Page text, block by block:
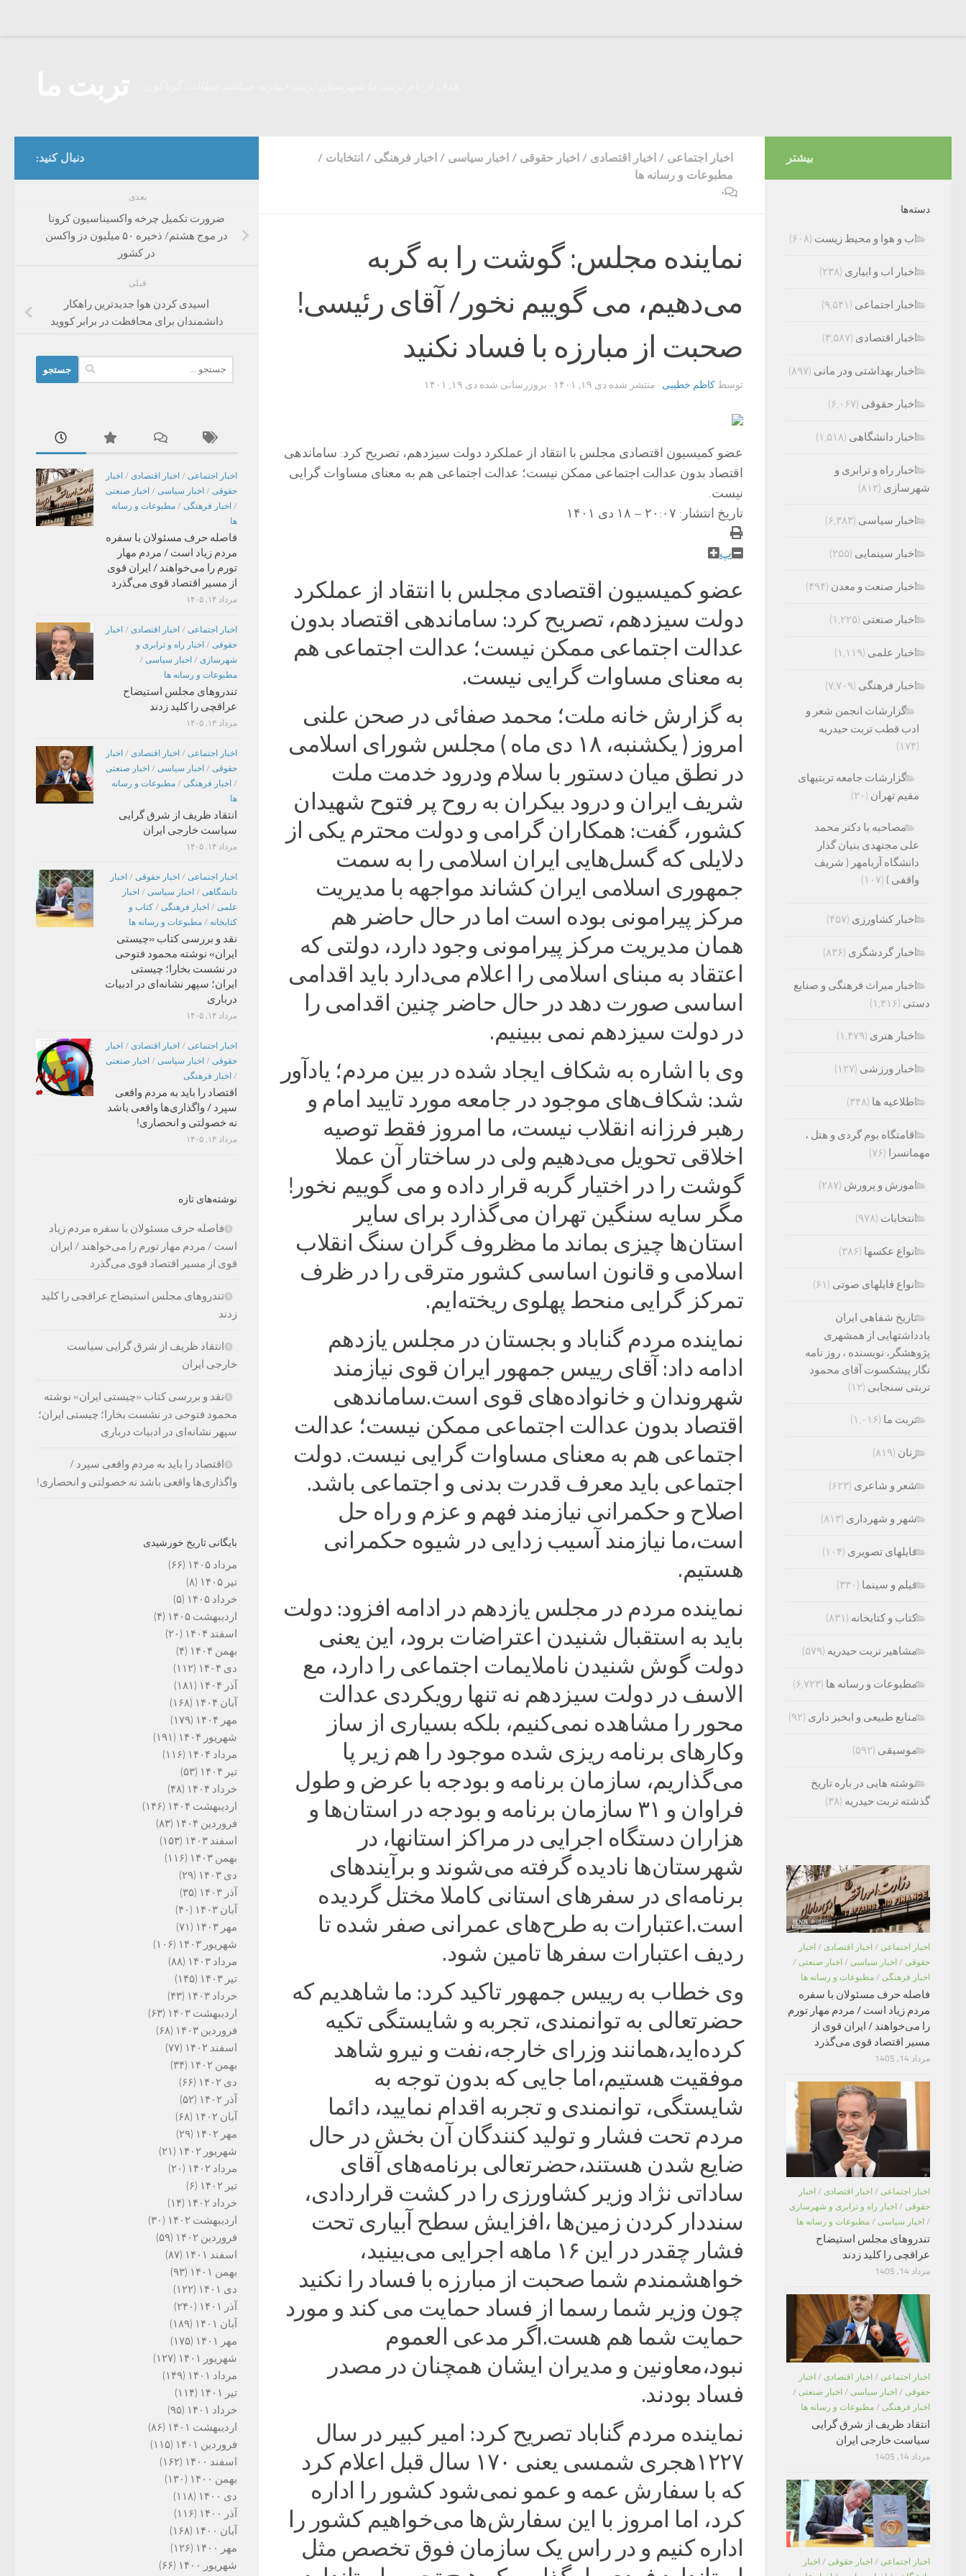
اخبار اجتماعی / اخبار اقتصادی / اخبار حقوقی / اخبار سیاسی / اخبار فرهنگی / انتخابات /
مطبوعات و رسانه ها
۰
نماینده مجلس: گوشت را به گربه
می‌دهیم، می گوییم نخور/ آقای رئیسی!
صحبت از مبارزه با فساد نکنید
توسط کاظم خطیبی · منتشر شده دی ۱۹, ۱۴۰۱ · بروزرسانی شده دی ۱۹, ۱۴۰۱
عضو کمیسیون اقتصادی مجلس با انتقاد از عملکرد دولت سیزدهم، تصریح کرد: ساماندهی
اقتصاد بدون عدالت اجتماعی ممکن نیست؛ عدالت اجتماعی هم به معنای مساوات گرایی
نیست.
تاریخ انتشار: ۲۰:۰۷ – ۱۸ دی ۱۴۰۱
پ
عضو کمیسیون اقتصادی مجلس با انتقاد از عملکرد
دولت سیزدهم، تصریح کرد: ساماندهی اقتصاد بدون
عدالت اجتماعی ممکن نیست؛ عدالت اجتماعی هم
به معنای مساوات گرایی نیست.
به گزارش خانه ملت؛ محمد صفائی در صحن علنی
امروز ( یکشنبه، ۱۸ دی ماه ) مجلس شورای اسلامی
در نطق میان دستور با سلام ودرود خدمت ملت
شریف ایران و درود بیکران به روح پر فتوح شهیدان
کشور، گفت: همکاران گرامی و دولت محترم یکی از
دلایلی که گسل‌هایی ایران اسلامی را به سمت
جمهوری اسلامی ایران کشاند مواجهه با مدیریت
مرکز پیرامونی بوده است اما در حال حاضر هم
همان مدیریت مرکز پیرامونی وجود دارد، دولتی که
اعتقاد به مبنای اسلامی را اعلام می‌دارد باید اقدامی
اساسی صورت دهد در حال حاضر چنین اقدامی را
در دولت سیزدهم نمی ببینیم.
وی با اشاره به شکاف ایجاد شده در بین مردم؛ یادآور
شد: شکاف‌های موجود در جامعه مورد تایید امام و
رهبر فرزانه انقلاب نیست، ما امروز فقط توصیه
اخلاقی تحویل می‌دهیم ولی در ساختار آن عملا
گوشت را در اختیار گربه قرار داده و می گوییم نخور!
مگر سایه سنگین تهران می‌گذارد برای سایر
استان‌ها چیزی بماند ما مظروف گران سنگ انقلاب
اسلامی و قانون اساسی کشور مترقی را در ظرف
تمرکز گرایی منحط پهلوی ریخته‌ایم.
نماینده مردم گناباد و بجستان در مجلس یازدهم
ادامه داد: آقای رییس جمهور ایران قوی نیازمند
شهروندان و خانواده‌های قوی است.ساماندهی
اقتصاد بدون عدالت اجتماعی ممکن نیست؛ عدالت
اجتماعی هم به معنای مساوات گرایی نیست. دولت
اجتماعی باید معرف قدرت بدنی و اجتماعی باشد.
اصلاح و حکمرانی نیازمند فهم و عزم و راه حل
است،ما نیازمند آسیب زدایی در شیوه حکمرانی
هستیم.
نماینده مردم در مجلس یازدهم در ادامه افزود: دولت
باید به استقبال شنیدن اعتراضات برود، این یعنی
دولت گوش شنیدن ناملایمات اجتماعی را دارد، مع
الاسف در دولت سیزدهم نه تنها رویکردی عدالت
محور را مشاهده نمی‌کنیم، بلکه بسیاری از ساز
وکارهای برنامه ریزی شده موجود را هم زیر پا
می‌گذاریم، سازمان برنامه و بودجه با عرض و طول
فراوان و ۳۱ سازمان برنامه و بودجه در استان‌ها و
هزاران دستگاه اجرایی در مراکز استانها، در
شهرستان‌ها نادیده گرفته می‌شوند و برآیندهای
برنامه‌ای در سفرهای استانی کاملا مختل گردیده
است.اعتبارات به طرح‌های عمرانی صفر شده تا
ردیف اعتبارات سفرها تامین شود.
وی خطاب به رییس جمهور تاکید کرد: ما شاهدیم که
حضرتعالی به توانمندی، تجربه و شایستگی تکیه
کرده‌اید،همانند وزرای خارجه،نفت و نیرو شاهد
موفقیت هستیم،اما جایی که بدون توجه به
شایستگی، توانمندی و تجربه اقدام نمایید، دائما
مردم تحت فشار و تولید کنندگان آن بخش در حال
ضایع شدن هستند،حضرتعالی برنامه‌های آقای
ساداتی نژاد وزیر کشاورزی را در کشت قراردادی،
سنددار کردن زمین‌ها ،افزایش سطح آبیاری تحت
فشار چقدر در این ۱۶ ماهه اجرایی می‌بینید،
خواهشمندم شما صحبت از مبارزه با فساد را نکنید
چون وزیر شما رسما از فساد حمایت می کند و مورد
حمایت شما هم هست.اگر مدعی العموم
نبود،معاونین و مدیران ایشان همچنان در مصدر
فساد بودند.
نماینده مردم گناباد تصریح کرد: امیر کبیر در سال
۱۲۲۷هجری شمسی یعنی ۱۷۰ سال قبل اعلام کرد
که با سفارش عمه و عمو نمی‌شود کشور را اداره
کرد، اما امروز با این سفارش‌ها می‌خواهیم کشور را
اداره کنیم و در راس یک سازمان فوق تخصص مثل
دنبال کنید:
بعدی
ضرورت تکمیل چرخه واکسیناسیون کرونا
در موج هشتم/ ذخیره ۵۰ میلیون دز واکسن
در کشور
قبلی
اسیدی کردن هوا جدیدترین راهکار
دانشمندان برای محافظت در برابر کووید
برای:
اخبار اجتماعی / اخبار اقتصادی / اخبار
حقوقی / اخبار سیاسی / اخبار صنعتی
/ اخبار فرهنگی / مطبوعات و رسانه
ها
فاصله حرف مسئولان با سفره
مردم زیاد است / مردم مهار
تورم را می‌خواهند / ایران قوی
از مسیر اقتصاد قوی می‌گذرد
مرداد ۱۴, ۱۴۰۵
اخبار اجتماعی / اخبار اقتصادی / اخبار
حقوقی / اخبار راه و ترابری و
شهرسازی / اخبار سیاسی /
مطبوعات و رسانه ها
تندروهای مجلس استیضاح
عراقچی را کلید زدند
مرداد ۱۴, ۱۴۰۵
اخبار اجتماعی / اخبار اقتصادی / اخبار
حقوقی / اخبار سیاسی / اخبار صنعتی
/ اخبار فرهنگی / مطبوعات و رسانه
ها
انتقاد ظریف از شرق گرایی
سیاست خارجی ایران
مرداد ۱۴, ۱۴۰۵
اخبار اجتماعی / اخبار حقوقی / اخبار
دانشگاهی / اخبار سیاسی / اخبار
علمی / اخبار فرهنگی / کتاب و
کتابخانه / مطبوعات و رسانه ها
نقد و بررسی کتاب «چیستی
ایران» نوشته محمود فتوحی
در نشست بخارا؛ چیستی
ایران؛ سپهر نشانه‌ای در ادبیات
درباری
مرداد ۱۴, ۱۴۰۵
اخبار اجتماعی / اخبار اقتصادی / اخبار
حقوقی / اخبار سیاسی / اخبار صنعتی
/ اخبار فرهنگی
اقتصاد را باید به مردم واقعی
سپرد / واگذاری‌ها واقعی باشد
نه خصولتی و انحصاری!
مرداد ۱۴, ۱۴۰۵
نوشته‌های تازه
فاصله حرف مسئولان با سفره مردم زیاد
است / مردم مهار تورم را می‌خواهند / ایران
قوی از مسیر اقتصاد قوی می‌گذرد
تندروهای مجلس استیضاح عراقچی را کلید
زدند
انتقاد ظریف از شرق گرایی سیاست
خارجی ایران
نقد و بررسی کتاب «چیستی ایران» نوشته
محمود فتوحی در نشست بخارا؛ چیستی ایران؛
سپهر نشانه‌ای در ادبیات درباری
اقتصاد را باید به مردم واقعی سپرد /
واگذاری‌ها واقعی باشد نه خصولتی و انحصاری!
بایگانی تاریخ خورشیدی
مرداد ۱۴۰۵
(۶۶)
تیر ۱۴۰۵
(۸)
خرداد ۱۴۰۵
(۵)
اردیبهشت ۱۴۰۵
(۴)
اسفند ۱۴۰۴
(۲۰)
بهمن ۱۴۰۴
(۴)
دی ۱۴۰۴
(۱۱۲)
آذر ۱۴۰۴
(۱۸۱)
آبان ۱۴۰۴
(۱۶۸)
مهر ۱۴۰۴
(۱۷۹)
شهریور ۱۴۰۴
(۱۹۱)
مرداد ۱۴۰۴
(۱۱۶)
تیر ۱۴۰۴
(۵۳)
خرداد ۱۴۰۴
(۴۸)
اردیبهشت ۱۴۰۴
(۱۴۶)
فروردین ۱۴۰۴
(۸۳)
اسفند ۱۴۰۳
(۱۵۳)
بهمن ۱۴۰۳
(۱۱۶)
دی ۱۴۰۳
(۲۹)
آذر ۱۴۰۳
(۳۵)
آبان ۱۴۰۳
(۴۰)
مهر ۱۴۰۳
(۷۱)
شهریور ۱۴۰۳
(۱۰۶)
مرداد ۱۴۰۳
(۸۸)
تیر ۱۴۰۳
(۱۴۵)
خرداد ۱۴۰۳
(۴۳)
اردیبهشت ۱۴۰۳
(۶۳)
فروردین ۱۴۰۳
(۶۸)
اسفند ۱۴۰۲
(۷۷)
بهمن ۱۴۰۲
(۳۴)
دی ۱۴۰۲
(۶۶)
آذر ۱۴۰۲
(۵۲)
آبان ۱۴۰۲
(۶۸)
مهر ۱۴۰۲
(۲۹)
شهریور ۱۴۰۲
(۲۱)
مرداد ۱۴۰۲
(۲۰)
تیر ۱۴۰۲
(۶)
خرداد ۱۴۰۲
(۱۴)
اردیبهشت ۱۴۰۲
(۳۰)
فروردین ۱۴۰۲
(۵۹)
اسفند ۱۴۰۱
(۸۷)
بهمن ۱۴۰۱
(۹۳)
دی ۱۴۰۱
(۱۲۲)
آذر ۱۴۰۱
(۲۴۰)
آبان ۱۴۰۱
(۱۸۹)
مهر ۱۴۰۱
(۱۷۵)
شهریور ۱۴۰۱
(۱۲۷)
مرداد ۱۴۰۱
(۱۴۹)
تیر ۱۴۰۱
(۱۱۴)
خرداد ۱۴۰۱
(۹۵)
اردیبهشت ۱۴۰۱
(۸۶)
فروردین ۱۴۰۱
(۱۱۵)
اسفند ۱۴۰۰
(۱۶۲)
بهمن ۱۴۰۰
(۱۳۰)
دی ۱۴۰۰
(۱۱۸)
آذر ۱۴۰۰
(۱۱۶)
آبان ۱۴۰۰
(۱۶۸)
مهر ۱۴۰۰
(۱۲۶)
شهریور ۱۴۰۰
(۶۶)
بیشتر
دسته‌ها
اب و هوا و محیط زیست (۶۰۸)
اخبار اب و ابیاری (۲۳۸)
اخبار اجتماعی (۹,۵۴۱)
اخبار اقتصادی (۳,۵۸۷)
اخبار بهداشتی ودر مانی (۸۹۷)
اخبار حقوقی (۶,۰۶۷)
اخبار دانشگاهی (۱,۵۱۸)
اخبار راه و ترابری و
شهرسازی (۸۱۲)
اخبار سیاسی (۶,۳۸۳)
اخبار سینمایی (۲۵۵)
اخبار صنعت و معدن (۴۹۴)
اخبار صنعتی (۱,۲۲۵)
اخبار علمی (۱,۱۱۹)
اخبار فرهنگی (۷,۷۰۹)
گزارشات انجمن شعر و
ادب قطب تربت حیدریه
(۱۷۴)
گزارشات جامعه تربتیهای
مقیم تهران (۲۰)
مصاحبه با دکتر محمد
علی مجتهدی بنیان گذار
دانشگاه آریامهر ( شریف
واقفی ) (۱۰۷)
اخبار کشاورزی (۴۵۷)
اخبار گردشگری (۸۳۶)
اخبار میراث فرهنگی و صنایع
دستی (۱,۴۱۶)
اخبار هنری (۱,۴۷۹)
اخبار ورزشی (۱۲۷)
اطلاعیه ها (۳۴۸)
اقامتگاه بوم گردی و هتل ،
مهمانسرا (۷۶)
اموزش و پرورش (۲۸۷)
انتخابات (۹۷۸)
انواع عکسها (۳۸۶)
انواع فایلهای صوتی (۶۱)
تاریخ شفاهی ایران
یادداشتهایی از همشهری
پژوهشگر، نویسنده ، روز نامه
نگار پیشکسوت آقای محمود
تربتی سنجابی (۱۲)
تربت ما (۱,۰۱۶)
زنان (۸۱۹)
شعر و شاعری (۶۲۳)
شهر و شهرداری (۸۱۳)
فایلهای تصویری (۱۰۴)
فیلم و سینما (۳۳۰)
کتاب و کتابخانه (۸۳۱)
مشاهیر تربت حیدریه (۵۷۹)
مطبوعات و رسانه ها (۶,۷۲۳)
منابع طبیعی و ابخیز داری (۹۲)
موسیقی (۵۹۲)
نوشته هایی در باره تاریخ
گذشته تربت حیدریه (۳۸)
اخبار اجتماعی / اخبار اقتصادی / اخبار
حقوقی / اخبار سیاسی / اخبار صنعتی /
اخبار فرهنگی / مطبوعات و رسانه ها
فاصله حرف مسئولان با سفره
مردم زیاد است / مردم مهار تورم
را می‌خواهند / ایران قوی از
مسیر اقتصاد قوی می‌گذرد
مرداد 14, 1405
اخبار اجتماعی / اخبار اقتصادی / اخبار
حقوقی / اخبار راه و ترابری و شهرسازی
/ اخبار سیاسی / مطبوعات و رسانه ها
تندروهای مجلس استیضاح
عراقچی را کلید زدند
مرداد 14, 1405
اخبار اجتماعی / اخبار اقتصادی / اخبار
حقوقی / اخبار سیاسی / اخبار صنعتی /
اخبار فرهنگی / مطبوعات و رسانه ها
انتقاد ظریف از شرق گرایی
سیاست خارجی ایران
مرداد 14, 1405
اخبار اجتماعی / اخبار حقوقی / اخبار